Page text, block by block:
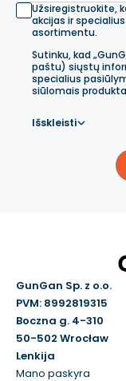
Užsiregistruokite,
akcijas ir
asortimentu.
Sutinku, kad
paštu) siųstų
specialius
siūlomais
Išskleisti
GunGan Sp. z o.o.
PVM: 8992819315
Boczna g. 4-310
50-502 Wrocław
Lenkija
Mano paskyra